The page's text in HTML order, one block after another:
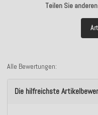
Teilen Sie
Alle Bewertungen:
Die hilfreichste